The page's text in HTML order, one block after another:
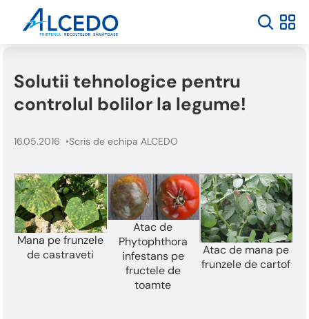
ecran
Accessibility
porni
cititorul
ecran
Solutii tehnologice pentru
controlul bolilor la legume!
16.05.2016 Scris de echipa ALCEDO
Mana pe frunzele
de castraveti
Atac de
Phytophthora
infestans pe
fructele de
toamte
Atac de mana pe
frunzele de cartof